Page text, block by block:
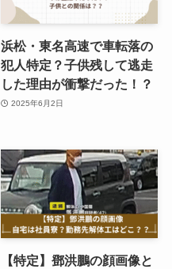
浜松・東名高速で車転落の
犯人特定？子供残して逃走
した理由が衝撃だった！？
2025年6月2日
【特定】鄧洪鵬の顔画像と